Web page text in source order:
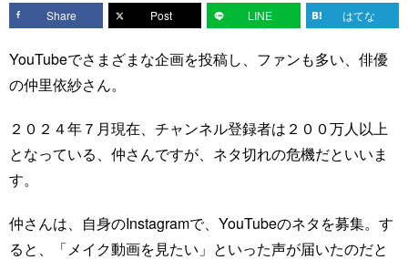
Share
Post LINE はてな
YouTubeでさまざまな企画を投稿し、ファンも多い、俳優
の仲里依紗さん。
２０２４年７月現在、チャンネル登録者は２００万人以上
となっている、仲さんですが、ネタ切れの危機だといいま
す。
仲さんは、自身のInstagramで、YouTubeのネタを募集。す
ると、「メイク動画を見たい」といった声が届いたのだと